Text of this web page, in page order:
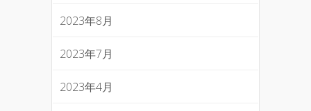
2023年8月
2023年7月
2023年4月